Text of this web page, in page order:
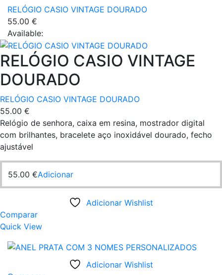
RELÓGIO CASIO VINTAGE DOURADO
55.00 €
Available:
RELÓGIO CASIO VINTAGE
DOURADO
RELÓGIO CASIO VINTAGE DOURADO
55.00 €
Relógio de senhora, caixa em resina, mostrador digital
com brilhantes, bracelete aço inoxidável dourado, fecho
ajustável
55.00 €Adicionar
Adicionar Wishlist
Comparar
Quick View
Adicionar Wishlist